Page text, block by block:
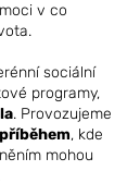
v co
sociální
programy,
. Provozujeme
, kde
mohou